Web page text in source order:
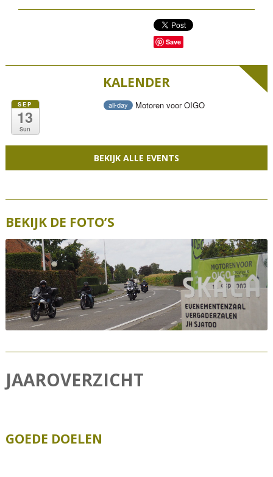
Save
KALENDER
SEP
13
Sun
all-day Motoren voor OIGO
BEKIJK ALLE EVENTS
BEKIJK DE FOTO’S
JAAROVERZICHT
GOEDE DOELEN